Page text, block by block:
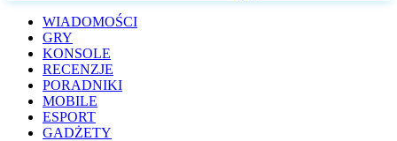
WIADOMOŚCI
GRY
KONSOLE
RECENZJE
PORADNIKI
MOBILE
ESPORT
GADŻETY